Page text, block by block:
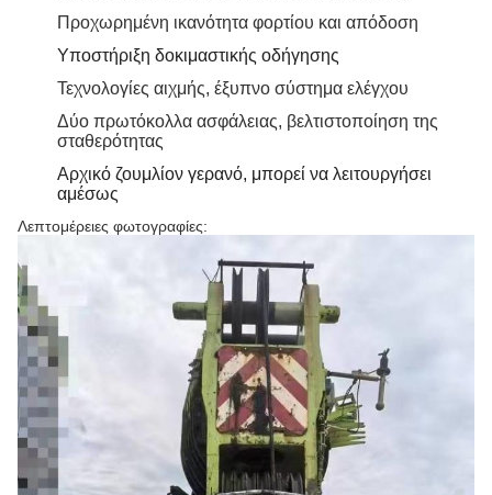
Προχωρημένη ικανότητα φορτίου και απόδοση
Υποστήριξη δοκιμαστικής οδήγησης
Τεχνολογίες αιχμής, έξυπνο σύστημα ελέγχου
Δύο πρωτόκολλα ασφάλειας, βελτιστοποίηση της
σταθερότητας
Αρχικό ζουμλίον γερανό, μπορεί να λειτουργήσει
αμέσως
Λεπτομέρειες φωτογραφίες: